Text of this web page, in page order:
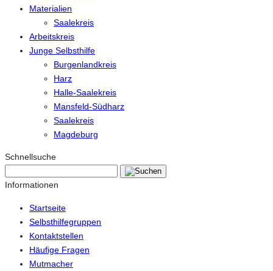
Materialien
Saalekreis
Arbeitskreis
Junge Selbsthilfe
Burgenlandkreis
Harz
Halle-Saalekreis
Mansfeld-Südharz
Saalekreis
Magdeburg
Schnellsuche
Informationen
Startseite
Selbsthilfegruppen
Kontaktstellen
Häufige Fragen
Mutmacher